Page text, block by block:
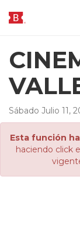
Sábado Julio 11,
Esta función
haciendo click